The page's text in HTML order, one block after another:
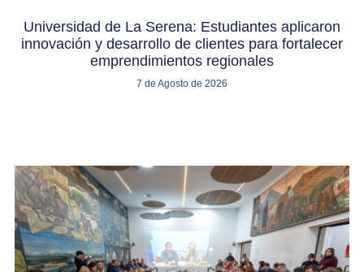
Universidad de La Serena: Estudiantes aplicaron
innovación y desarrollo de clientes para fortalecer
emprendimientos regionales
7 de Agosto de 2026